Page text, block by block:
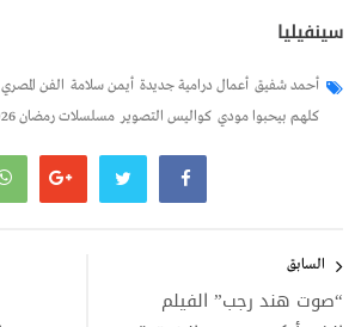
سينفيليا
أحمد شفيق أعمال درامية جديدة أيمن سلامة الفن المصري
كلهم بيحبوا مودي كواليس التصوير مسلسلات رمضان 2026
المقالات
السابق
“صوت هند رجب” الفيلم